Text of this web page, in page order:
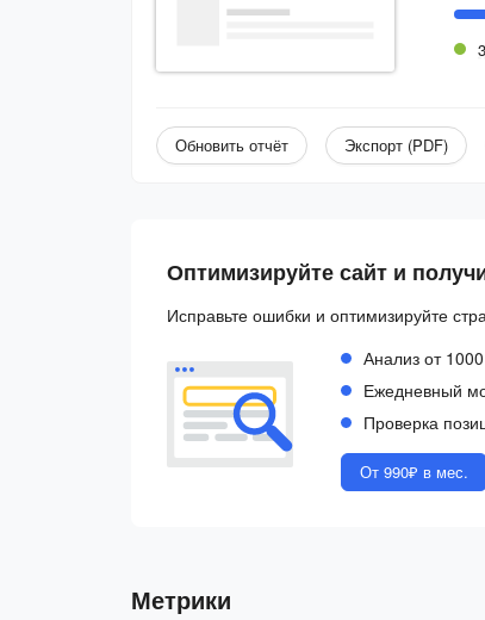
Обновить отчёт Экспорт (PDF)
Оптимизируйте сайт и
Исправьте ошибки и оптимизируйте
Анализ от
Ежедневный
Проверка
От 990₽ в мес.
Метрики